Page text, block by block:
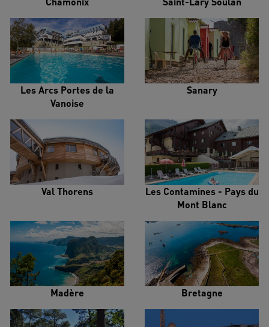
Les Arcs Portes de la
Vanoise
Sanary
Val Thorens
Les Contamines - Pays du
Mont Blanc
Madère Bretagne